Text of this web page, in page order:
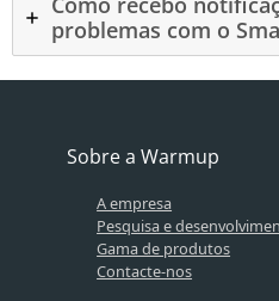
problemas com o
Sobre a Warmup
A empresa
Pesquisa e
Gama de produtos
Contacte-nos